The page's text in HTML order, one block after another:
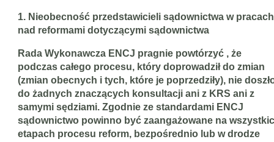
1. Nieobecność przedstawicieli sądownictwa w pracach
nad reformami dotyczącymi sądownictwa
Rada Wykonawcza ENCJ pragnie powtórzyć , że
podczas całego procesu, który doprowadził do zmian
(zmian obecnych i tych, które je poprzedziły), nie
do żadnych znaczących konsultacji ani z KRS ani z
samymi sędziami. Zgodnie ze standardami ENCJ
sądownictwo powinno być zaangażowane na
etapach procesu reform, bezpośrednio lub w drodze